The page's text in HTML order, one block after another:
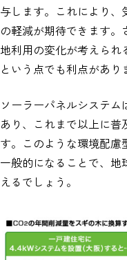
与します。これにより
の軽減が期待できます
地利用の変化が考えられ
という点でも利点があり
ソーラーパネルシステ
あり、これまで以上に普
す。このような環境配慮
一般的になることで、
えるでしょう。